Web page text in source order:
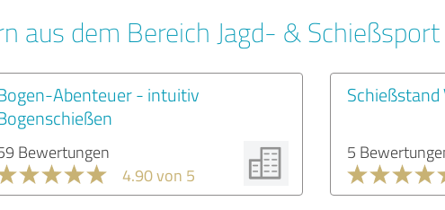
aus dem Bereich Jagd- & Schießsport
Abenteuer - intuitiv
Bewertungen
4.90 von 5
5